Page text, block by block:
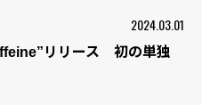
2024.03.01
リリース 初の単独